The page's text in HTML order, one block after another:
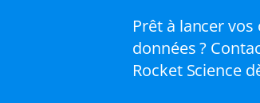
Prêt à lancer vos
données ?
Rocket Science